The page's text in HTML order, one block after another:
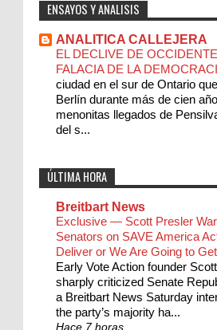
ENSAYOS Y ANALISIS
ANALITICA CALLEJERA
EL DECLIVE DE
FALACIA DE LA
ciudad en el sur de Ontario
Berlín durante más de cien
menonitas llegados de
del s...
ÚLTIMA HORA
Breitbart News
Exclusive — Scott Presler
Senators on SAVE America
Deliver or We Are Going to
Early Vote Action founder
sharply criticized Senate
a Breitbart News Saturday
the party’s majority ha...
Hace 7 horas